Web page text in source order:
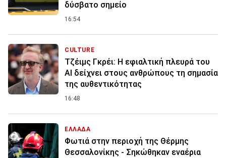
δύσβατο σημείο
16:54
CULTURE
Τζέιμς Γκρέι: H εφιαλτική πλευρά του
ΑI δείχνει στους ανθρώπους τη σημασία
της αυθεντικότητας
16:48
ΕΛΛΑΔΑ
Φωτιά στην περιοχή της Θέρμης
Θεσσαλονίκης - Σηκώθηκαν εναέρια